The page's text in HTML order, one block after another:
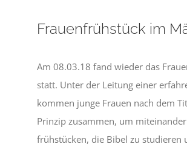
Frauenfrühstück im
Am 08.03.18 fand wieder das
statt. Unter der Leitung einer
kommen junge Frauen nach dem
Prinzip zusammen, um
frühstücken, die Bibel zu studieren